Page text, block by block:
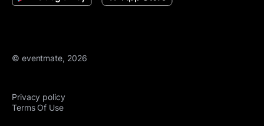
© eventmate, 2026
Privacy policy
Terms Of Use